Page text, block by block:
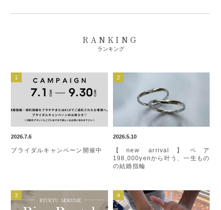
RANKING
ランキング
2026.7.6
ブライダルキャンペーン開催中
2026.5.10
【new arrival】ペア
198,000yenから叶う、一生もの
の結婚指輪